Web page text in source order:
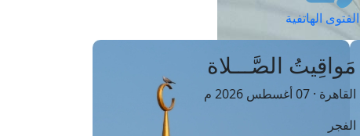
الفتوى الهاتفية
مَواقِيتُ الصَّـــلاة
القاهرة · 07 أغسطس 2026 م
الفجر